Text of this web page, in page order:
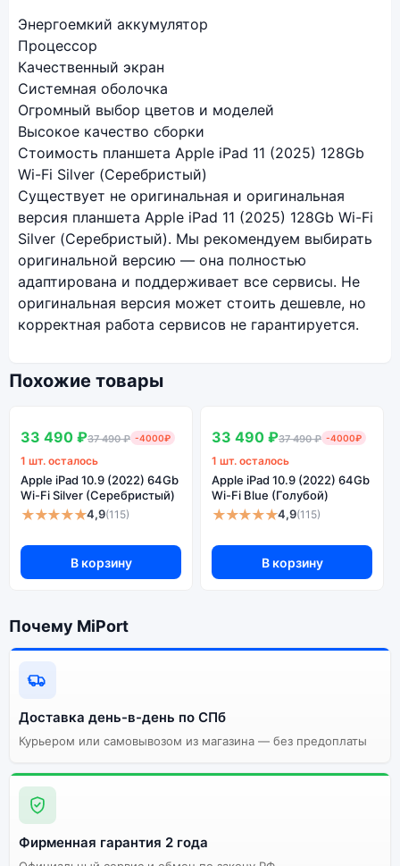
Энергоемкий аккумулятор
Процессор
Качественный экран
Системная оболочка
Огромный выбор цветов и моделей
Высокое качество сборки
Стоимость планшета Apple iPad 11 (2025) 128Gb
Wi-Fi Silver (Серебристый)
Существует не оригинальная и оригинальная
версия планшета Apple iPad 11 (2025) 128Gb Wi-Fi
Silver (Серебристый). Мы рекомендуем выбирать
оригинальной версию — она полностью
адаптирована и поддерживает все сервисы. Не
оригинальная версия может стоить дешевле, но
корректная работа сервисов не гарантируется.
Похожие товары
33 490 ₽37 490 ₽ -4000₽
1 шт. осталось
Apple iPad 10.9 (2022) 64Gb
Wi-Fi Silver (Серебристый)
★★★★★4,9(115)
В корзину
33 490 ₽37 490 ₽ -4000₽
1 шт. осталось
Apple iPad 10.9 (2022) 64Gb
Wi-Fi Blue (Голубой)
★★★★★4,9(115)
В корзину
Почему MiPort
Доставка день-в-день по СПб
Курьером или самовывозом из магазина — без предоплаты
Фирменная гарантия 2 года